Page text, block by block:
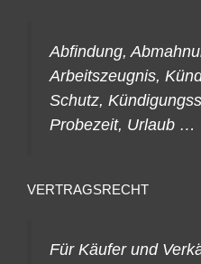
Abfindung,
Arbeitszeugnis,
Schutz,
Probezeit, Urlaub …
VERTRAGSRECHT
Für Käufer und